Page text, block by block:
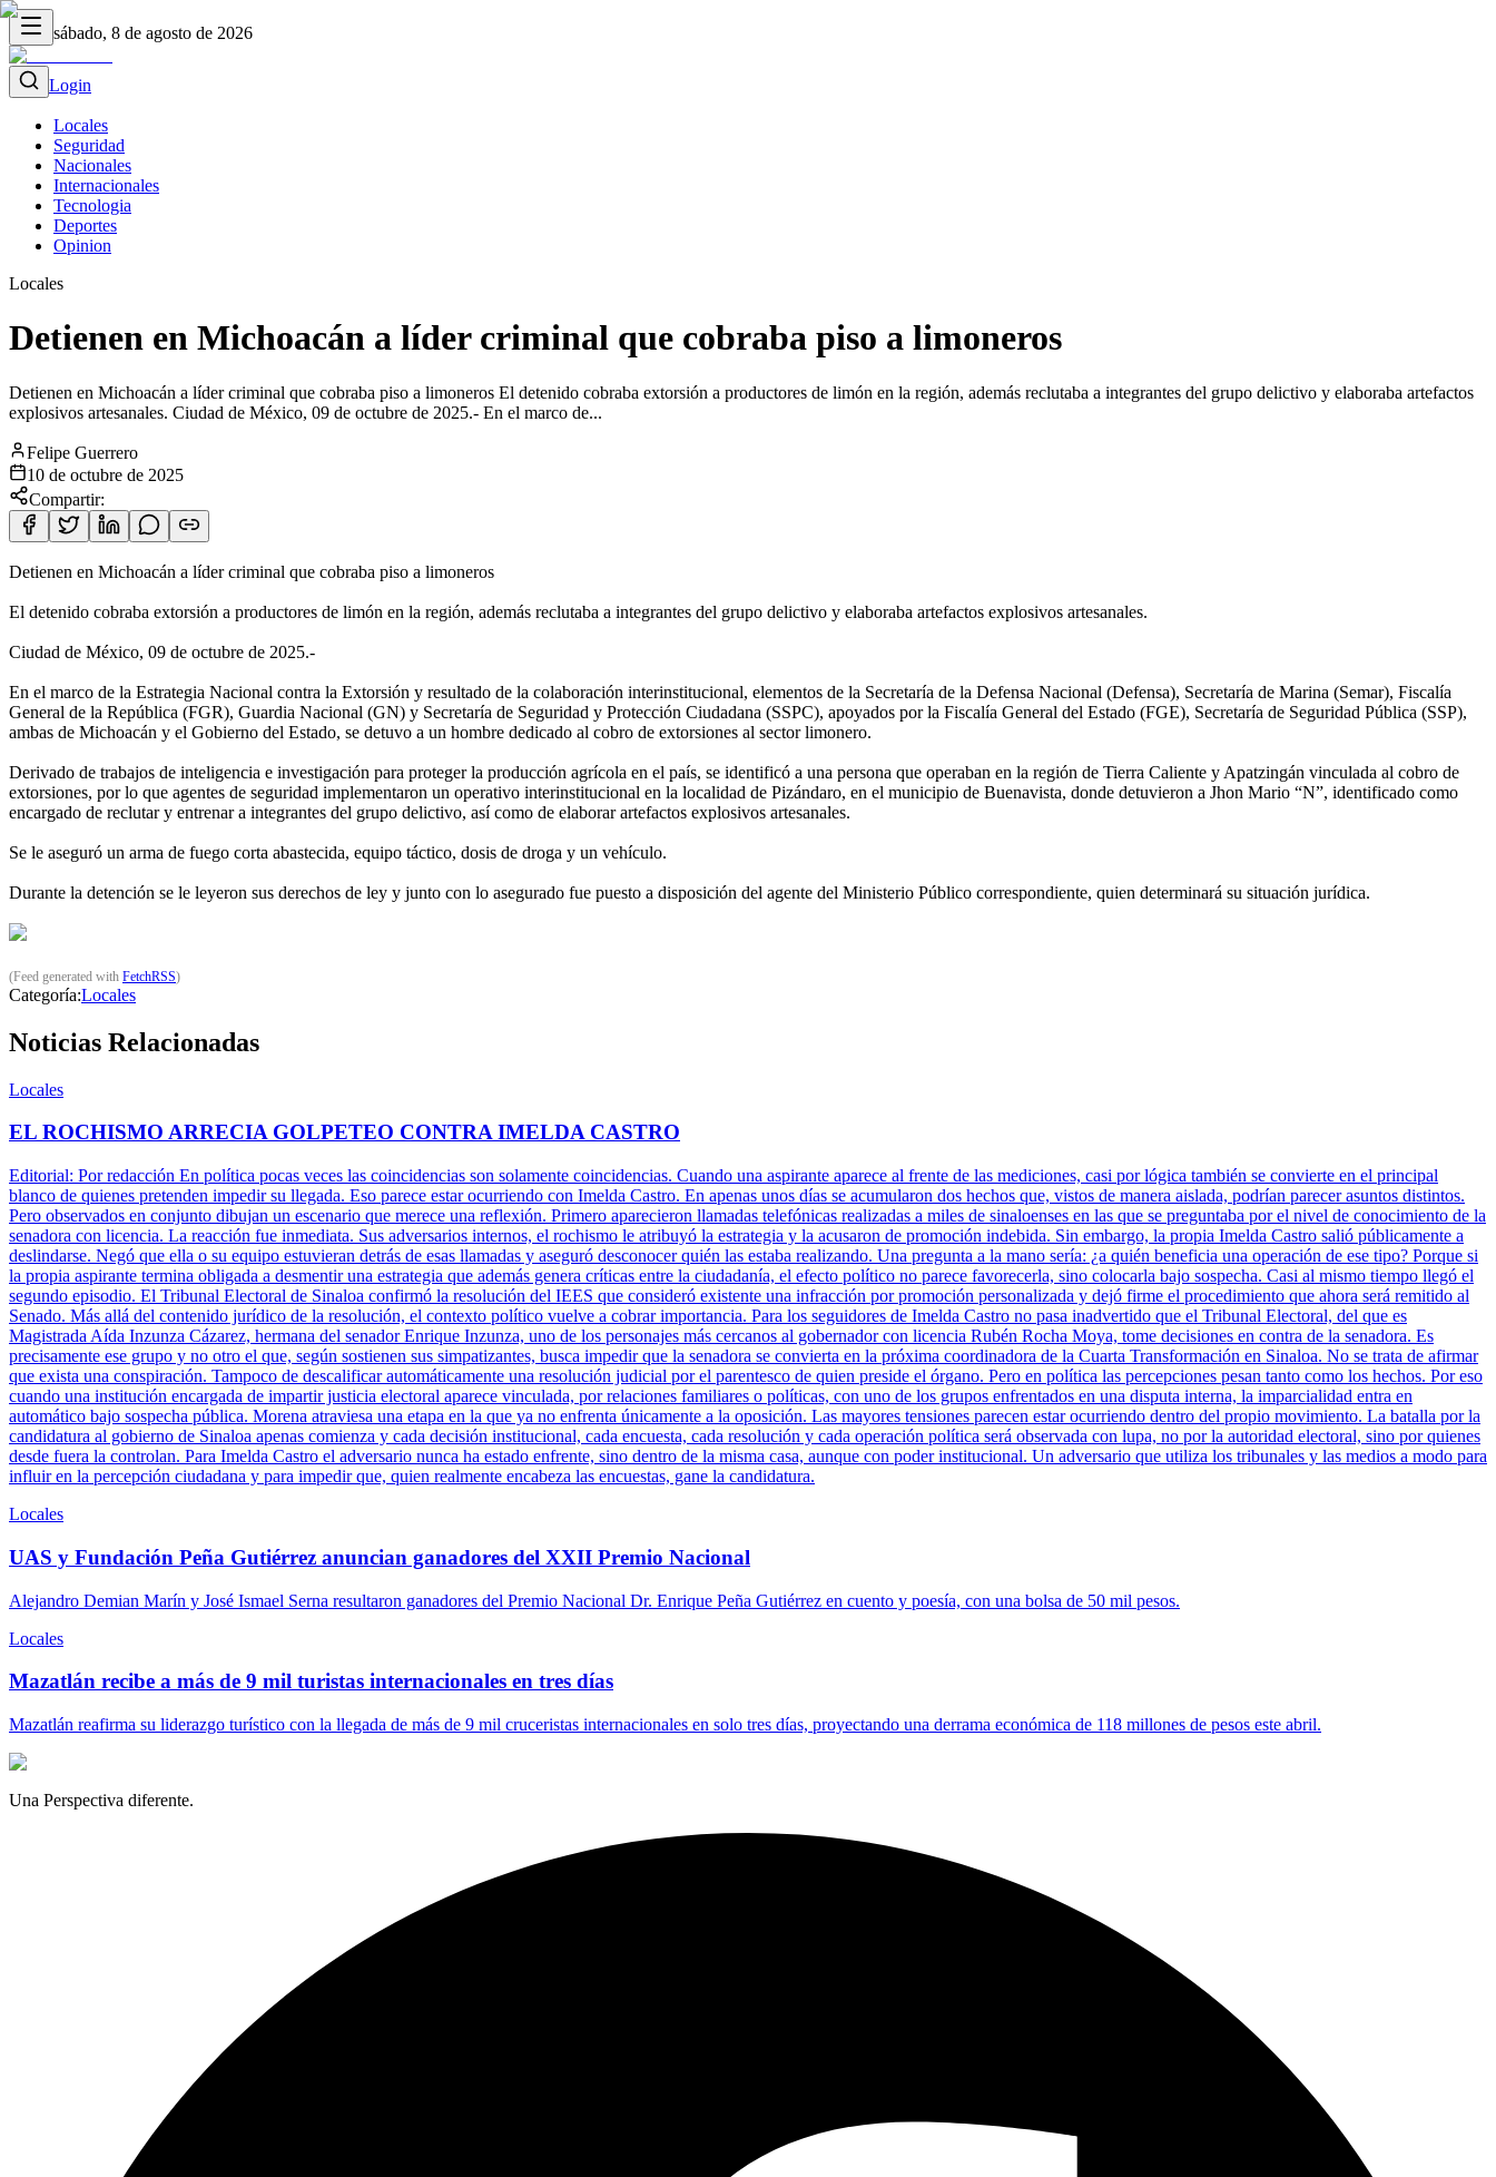
sábado, 8 de agosto de 2026
Login
Locales
Seguridad
Nacionales
Internacionales
Tecnologia
Deportes
Opinion
Locales
Detienen en Michoacán a líder criminal que cobraba piso a limoneros
Detienen en Michoacán a líder criminal que cobraba piso a limoneros El detenido cobraba extorsión a productores de limón en la región, además reclutaba a integrantes del grupo delictivo y elaboraba artefactos
explosivos artesanales. Ciudad de México, 09 de octubre de 2025.- En el marco de...
Felipe Guerrero
10 de octubre de 2025
Compartir:
Detienen en Michoacán a líder criminal que cobraba piso a limoneros
El detenido cobraba extorsión a productores de limón en la región, además reclutaba a integrantes del grupo delictivo y elaboraba artefactos explosivos artesanales.
Ciudad de México, 09 de octubre de 2025.-
En el marco de la Estrategia Nacional contra la Extorsión y resultado de la colaboración interinstitucional, elementos de la Secretaría de la Defensa Nacional (Defensa), Secretaría de Marina (Semar), Fiscalía
General de la República (FGR), Guardia Nacional (GN) y Secretaría de Seguridad y Protección Ciudadana (SSPC), apoyados por la Fiscalía General del Estado (FGE), Secretaría de Seguridad Pública (SSP),
ambas de Michoacán y el Gobierno del Estado, se detuvo a un hombre dedicado al cobro de extorsiones al sector limonero.
Derivado de trabajos de inteligencia e investigación para proteger la producción agrícola en el país, se identificó a una persona que operaban en la región de Tierra Caliente y Apatzingán vinculada al cobro de
extorsiones, por lo que agentes de seguridad implementaron un operativo interinstitucional en la localidad de Pizándaro, en el municipio de Buenavista, donde detuvieron a Jhon Mario “N”, identificado como
encargado de reclutar y entrenar a integrantes del grupo delictivo, así como de elaborar artefactos explosivos artesanales.
Se le aseguró un arma de fuego corta abastecida, equipo táctico, dosis de droga y un vehículo.
Durante la detención se le leyeron sus derechos de ley y junto con lo asegurado fue puesto a disposición del agente del Ministerio Público correspondiente, quien determinará su situación jurídica.
(Feed generated with FetchRSS)
Categoría:Locales
Noticias Relacionadas
Locales
EL ROCHISMO ARRECIA GOLPETEO CONTRA IMELDA CASTRO
Editorial: Por redacción En política pocas veces las coincidencias son solamente coincidencias. Cuando una aspirante aparece al frente de las mediciones, casi por lógica también se convierte en el principal
blanco de quienes pretenden impedir su llegada. Eso parece estar ocurriendo con Imelda Castro. En apenas unos días se acumularon dos hechos que, vistos de manera aislada, podrían parecer asuntos distintos.
Pero observados en conjunto dibujan un escenario que merece una reflexión. Primero aparecieron llamadas telefónicas realizadas a miles de sinaloenses en las que se preguntaba por el nivel de conocimiento de la
senadora con licencia. La reacción fue inmediata. Sus adversarios internos, el rochismo le atribuyó la estrategia y la acusaron de promoción indebida. Sin embargo, la propia Imelda Castro salió públicamente a
deslindarse. Negó que ella o su equipo estuvieran detrás de esas llamadas y aseguró desconocer quién las estaba realizando. Una pregunta a la mano sería: ¿a quién beneficia una operación de ese tipo? Porque si
la propia aspirante termina obligada a desmentir una estrategia que además genera críticas entre la ciudadanía, el efecto político no parece favorecerla, sino colocarla bajo sospecha. Casi al mismo tiempo llegó el
segundo episodio. El Tribunal Electoral de Sinaloa confirmó la resolución del IEES que consideró existente una infracción por promoción personalizada y dejó firme el procedimiento que ahora será remitido al
Senado. Más allá del contenido jurídico de la resolución, el contexto político vuelve a cobrar importancia. Para los seguidores de Imelda Castro no pasa inadvertido que el Tribunal Electoral, del que es
Magistrada Aída Inzunza Cázarez, hermana del senador Enrique Inzunza, uno de los personajes más cercanos al gobernador con licencia Rubén Rocha Moya, tome decisiones en contra de la senadora. Es
precisamente ese grupo y no otro el que, según sostienen sus simpatizantes, busca impedir que la senadora se convierta en la próxima coordinadora de la Cuarta Transformación en Sinaloa. No se trata de afirmar
que exista una conspiración. Tampoco de descalificar automáticamente una resolución judicial por el parentesco de quien preside el órgano. Pero en política las percepciones pesan tanto como los hechos. Por eso
cuando una institución encargada de impartir justicia electoral aparece vinculada, por relaciones familiares o políticas, con uno de los grupos enfrentados en una disputa interna, la imparcialidad entra en
automático bajo sospecha pública. Morena atraviesa una etapa en la que ya no enfrenta únicamente a la oposición. Las mayores tensiones parecen estar ocurriendo dentro del propio movimiento. La batalla por la
candidatura al gobierno de Sinaloa apenas comienza y cada decisión institucional, cada encuesta, cada resolución y cada operación política será observada con lupa, no por la autoridad electoral, sino por quienes
desde fuera la controlan. Para Imelda Castro el adversario nunca ha estado enfrente, sino dentro de la misma casa, aunque con poder institucional. Un adversario que utiliza los tribunales y las medios a modo para
influir en la percepción ciudadana y para impedir que, quien realmente encabeza las encuestas, gane la candidatura.
Locales
UAS y Fundación Peña Gutiérrez anuncian ganadores del XXII Premio Nacional
Alejandro Demian Marín y José Ismael Serna resultaron ganadores del Premio Nacional Dr. Enrique Peña Gutiérrez en cuento y poesía, con una bolsa de 50 mil pesos.
Locales
Mazatlán recibe a más de 9 mil turistas internacionales en tres días
Mazatlán reafirma su liderazgo turístico con la llegada de más de 9 mil cruceristas internacionales en solo tres días, proyectando una derrama económica de 118 millones de pesos este abril.
Una Perspectiva diferente.